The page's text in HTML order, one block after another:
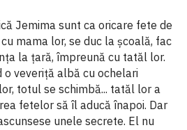
Jemima sunt ca oricare fete de
mama lor, se duc la şcoală, fac
la ţară, împreună cu tatăl lor.
o veveriţă albă cu ochelari
totul se schimbă... tatăl lor a
fetelor să îl aducă înapoi. Dar
unele secrete. El nu